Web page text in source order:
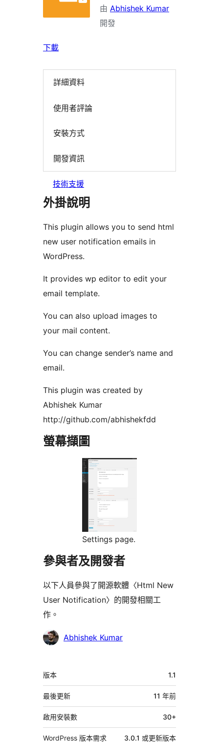
由 Abhishek Kumar
開發
下載
詳細資料
使用者評論
安裝方式
開發資訊
技術支援
外掛說明
This plugin allows you to send html
new user notification emails in
WordPress.
It provides wp editor to edit your
email template.
You can also upload images to
your mail content.
You can change sender’s name and
email.
This plugin was created by
Abhishek Kumar
http://github.com/abhishekfdd
螢幕擷圖
Settings page.
參與者及開發者
以下人員參與了開源軟體〈Html New
User Notification〉的開發相關工
作。
參
Abhishek Kumar
中
繼
資
料
版本 1.1
最後更新 11 年前
啟用安裝數 30+
WordPress 版本需求 3.0.1 或更新版本